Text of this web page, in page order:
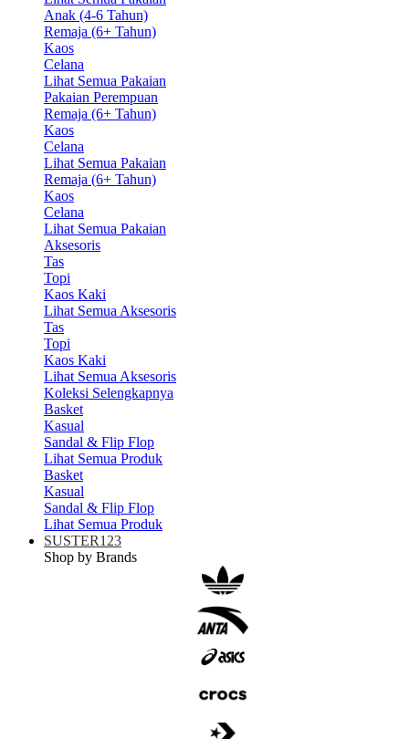
Anak (4-6 Tahun)
Remaja (6+ Tahun)
Kaos
Celana
Lihat Semua Pakaian
Pakaian Perempuan
Remaja (6+ Tahun)
Kaos
Celana
Lihat Semua Pakaian
Remaja (6+ Tahun)
Kaos
Celana
Lihat Semua Pakaian
Aksesoris
Tas
Topi
Kaos Kaki
Lihat Semua Aksesoris
Tas
Topi
Kaos Kaki
Lihat Semua Aksesoris
Koleksi Selengkapnya
Basket
Kasual
Sandal & Flip Flop
Lihat Semua Produk
Basket
Kasual
Sandal & Flip Flop
Lihat Semua Produk
SUSTER123
Shop by Brands